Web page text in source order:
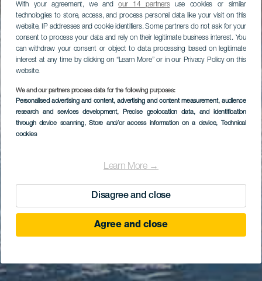
With your agreement, we andour 14 partnersuse cookies or similar
technologies to store, access, and process personal data like your visit on this
website, IP addresses and cookie identifiers. Some partners do not ask for your
consent to process your data and rely on their legitimate business interest. You
can withdraw your consent or object to data processing based on legitimate
interest at any time by clicking on “Learn More” or in our Privacy Policy on this
website.
We and our partners process data for the following purposes:
Personalised advertising and content, advertising and content measurement, audience
research and services development, Precise geolocation data, and identification
through device scanning, Store and/or access information on a device, Technical
cookies
Learn More →
Disagree and close
Agree and close